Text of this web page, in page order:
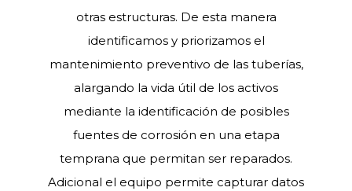
otras estructuras. De esta manera
identificamos y priorizamos el
mantenimiento preventivo de las tuberías,
alargando la vida útil de los activos
mediante la identificación de posibles
fuentes de corrosión en una etapa
temprana que permitan ser reparados.
Adicional el equipo permite capturar datos